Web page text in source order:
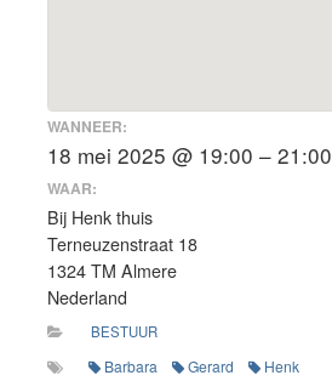
WANNEER:
18 mei 2025 @ 19:00 – 21:00
WAAR:
Bij Henk thuis
Terneuzenstraat 18
1324 TM Almere
Nederland
BESTUUR
Barbara Gerard Henk